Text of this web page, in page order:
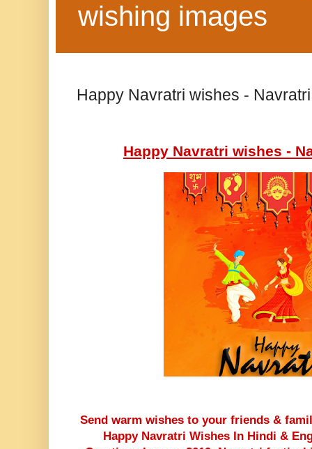
wishing images
Happy Navratri wishes -
Happy Navratri wishes -
Send warm wishes to your friends &
Happy Navratri Wishes In Hindi &